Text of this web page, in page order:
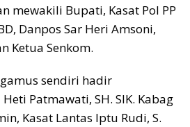
mewakili Bupati, Kasat Pol PP
Danpos Sar Heri Amsoni,
Ketua Senkom.
sendiri hadir
Patmawati, SH. SIK. Kabag
Kasat Lantas Iptu Rudi, S.